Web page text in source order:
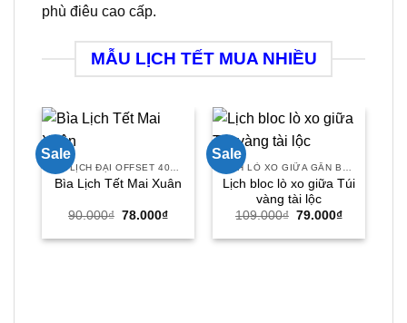
phù điêu cao cấp.
MẪU LỊCH TẾT MUA NHIỀU
Sale
Bìa Lịch Tết Mai Xuân
90.000₫ Giá
là:
78.000₫Giá
tại
Sale
Lịch bloc lò xo giữa Túi
vàng tài lộc
109.000₫ Giá
là:
79.000₫Giá
tại